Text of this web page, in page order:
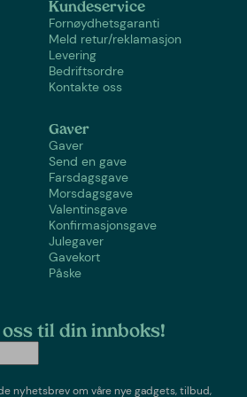
Kundeservice
Fornøydhetsgaranti
Meld retur/reklamasjon
Levering
Bedriftsordre
Kontakte oss
Gaver
Gaver
Send en gave
Farsdagsgave
Morsdagsgave
Valentinsgave
Konfirmasjonsgave
Julegaver
Gavekort
Påske
til din innboks!
nyhetsbrev om våre nye gadgets, tilbud,